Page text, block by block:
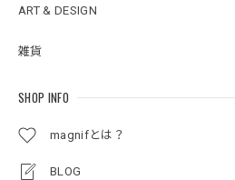
ART & DESIGN
雑貨
SHOP INFO
magnifとは？
BLOG